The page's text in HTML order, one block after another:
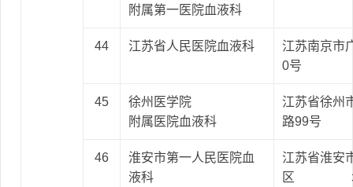
附属第一医院血液科
44 江苏省人民医院血液科
江苏南京市
0号
45
徐州医学院
附属医院血液科
江苏省徐州
路99号
46
淮安市第一人民医院血
液科
江苏省淮安
区 北